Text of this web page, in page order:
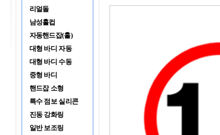
리얼돌
남성홀컵
자동핸드잡(홀)
대형 바디 자동
대형 바디 수동
중형 바디
핸드잡 소형
특수 점보 실리콘
진동 강화링
일반 보조링